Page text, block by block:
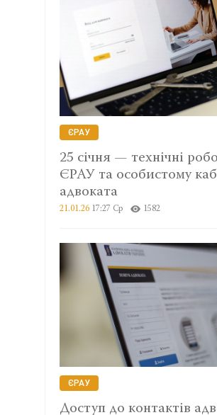
ЄРАУ
25 січня — технічні
ЄРАУ та особистому
адвоката
21.01.26 17:27 Ср 1582
ЄРАУ
Доступ до контактів